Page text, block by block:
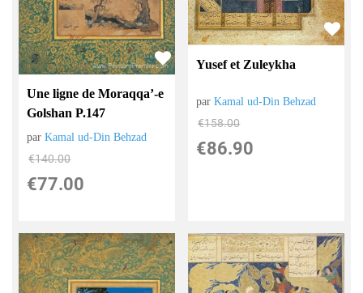
Une ligne de Moraqqa’-e
Golshan P.147
parKamal ud-Din Behzad
€140.00
€77.00
Yusef et Zuleykha
parKamal ud-Din Behzad
€158.00
€86.90